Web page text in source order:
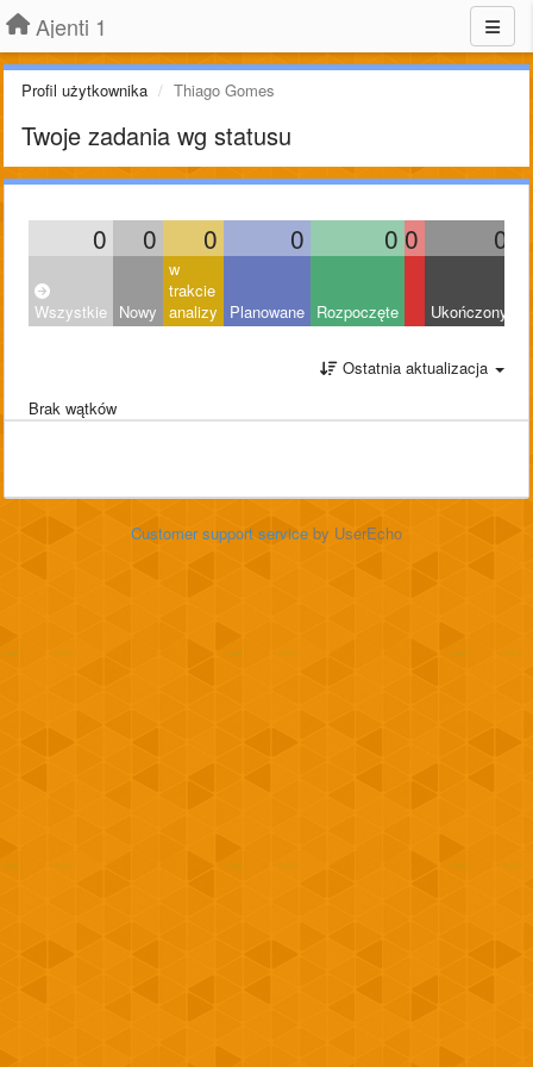
Ajenti 1
Profil użytkownika Thiago Gomes
Twoje zadania wg statusu
0 0 0 0 0 0 0
Wszystkie Nowy
w
trakcie
analizy
Planowane Rozpoczęte Ukończony
Ostatnia aktualizacja
Brak wątków
Customer support service by UserEcho